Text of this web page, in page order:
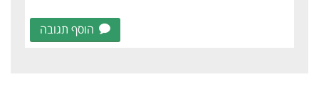
הוסף תגובה